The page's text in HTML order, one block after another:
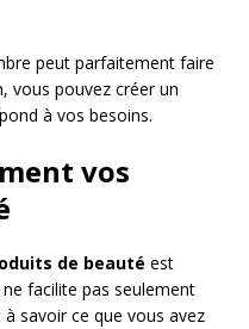
peut parfaitement faire
vous pouvez créer un
à vos besoins.
vos
de beauté est
facilite pas seulement
à savoir ce que vous avez